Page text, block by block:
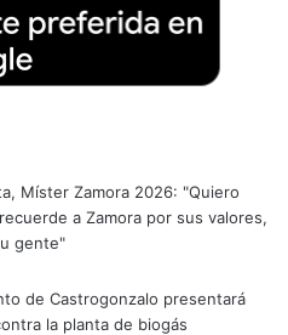
Míster Zamora 2026: "Quiero
a Zamora por sus valores,
gente"
de Castrogonzalo presentará
la planta de biogás